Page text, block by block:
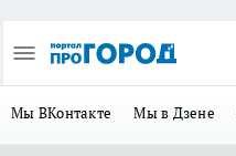
Мы ВКонтакте Мы в Дзене